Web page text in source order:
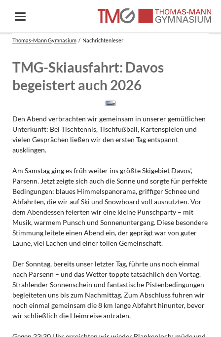
Thomas-Mann Gymnasium Nachrichtenleser
TMG-Skiausfahrt: Davos
begeistert auch 2026
Den Abend verbrachten wir gemeinsam in unserer gemütlichen
Unterkunft: Bei Tischtennis, Tischfußball, Kartenspielen und
vielen Gesprächen ließen wir den ersten Tag entspannt
ausklingen.
Am Samstag ging es früh weiter ins größte Skigebiet Davos‘,
Parsenn. Jetzt zeigte sich auch die Sonne und sorgte für perfekte
Bedingungen: blaues Himmelspanorama, griffiger Schnee und
Abfahrten, die wir auf Ski und Snowboard voll ausnutzten. Vor
dem Abendessen feierten wir eine kleine Punschparty – mit
Musik, warmem Punsch und Sonnenuntergang. Diese besondere
Stimmung leitete einen Abend ein, der geprägt war von guter
Laune, viel Lachen und einer tollen Gemeinschaft.
Der Sonntag, bereits unser letzter Tag, führte uns noch einmal
nach Parsenn – und das Wetter toppte tatsächlich den Vortag.
Strahlender Sonnenschein und fantastische Pistenbedingungen
begleiteten uns bis zum Nachmittag. Zum Abschluss fuhren wir
noch einmal gemeinsam die 8 km lange Abfahrt hinunter, bevor
wir schließlich die Heimreise antraten.